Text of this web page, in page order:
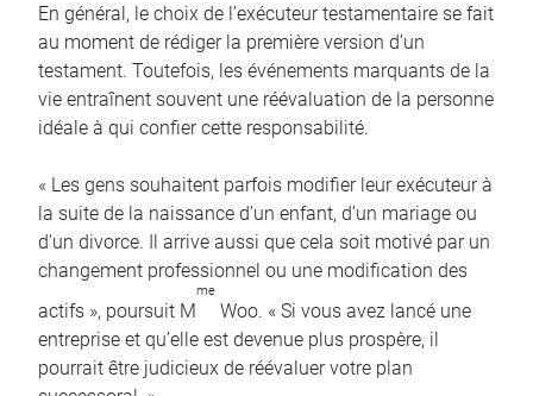
En général, le choix de l’exécuteur testamentaire se fait
au moment de rédiger la première version d’un
testament. Toutefois, les événements marquants de la
vie entraînent souvent une réévaluation de la personne
idéale à qui confier cette responsabilité.
« Les gens souhaitent parfois modifier leur exécuteur à
la suite de la naissance d’un enfant, d’un mariage ou
d’un divorce. Il arrive aussi que cela soit motivé par un
changement professionnel ou une modification des
actifs », poursuit M
me
Woo. « Si vous avez lancé une
entreprise et qu’elle est devenue plus prospère, il
pourrait être judicieux de réévaluer votre plan